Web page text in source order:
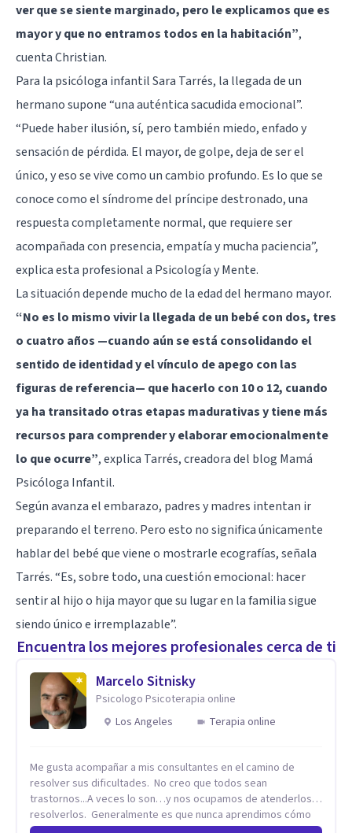
ver que se siente marginado, pero le explicamos que es
mayor y que no entramos todos en la habitación”,
cuenta Christian.
Para la psicóloga infantil Sara Tarrés, la llegada de un
hermano supone “una auténtica sacudida emocional”.
“Puede haber ilusión, sí, pero también miedo, enfado y
sensación de pérdida. El mayor, de golpe, deja de ser el
único, y eso se vive como un cambio profundo. Es lo que se
conoce como el síndrome del príncipe destronado, una
respuesta completamente normal, que requiere ser
acompañada con presencia, empatía y mucha paciencia”,
explica esta profesional a Psicología y Mente.
La situación depende mucho de la edad del hermano mayor.
“No es lo mismo vivir la llegada de un bebé con dos, tres
o cuatro años —cuando aún se está consolidando el
sentido de identidad y el vínculo de apego con las
figuras de referencia— que hacerlo con 10 o 12, cuando
ya ha transitado otras etapas madurativas y tiene más
recursos para comprender y elaborar emocionalmente
lo que ocurre”, explica Tarrés, creadora del blog Mamá
Psicóloga Infantil.
Según avanza el embarazo, padres y madres intentan ir
preparando el terreno. Pero esto no significa únicamente
hablar del bebé que viene o mostrarle ecografías, señala
Tarrés. “Es, sobre todo, una cuestión emocional: hacer
sentir al hijo o hija mayor que su lugar en la familia sigue
siendo único e irremplazable”.
Encuentra los mejores profesionales cerca de ti
Marcelo Sitnisky
Psicologo Psicoterapia online
Los Angeles
Terapia online
Me gusta acompañar a mis consultantes en el camino de
resolver sus dificultades. No creo que todos sean
trastornos...A veces lo son…y nos ocupamos de atenderlos y
resolverlos. Generalmente es que nunca aprendimos cómo